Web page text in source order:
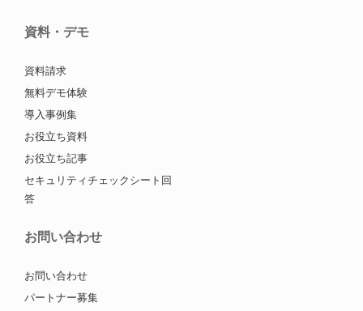
資料・デモ
資料請求
無料デモ体験
導入事例集
お役立ち資料
お役立ち記事
セキュリティチェックシート回
答
お問い合わせ
お問い合わせ
パートナー募集